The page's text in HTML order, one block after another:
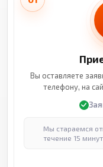
Вы оставляете
телефону, на
Мы стараемся
течение 15 минут